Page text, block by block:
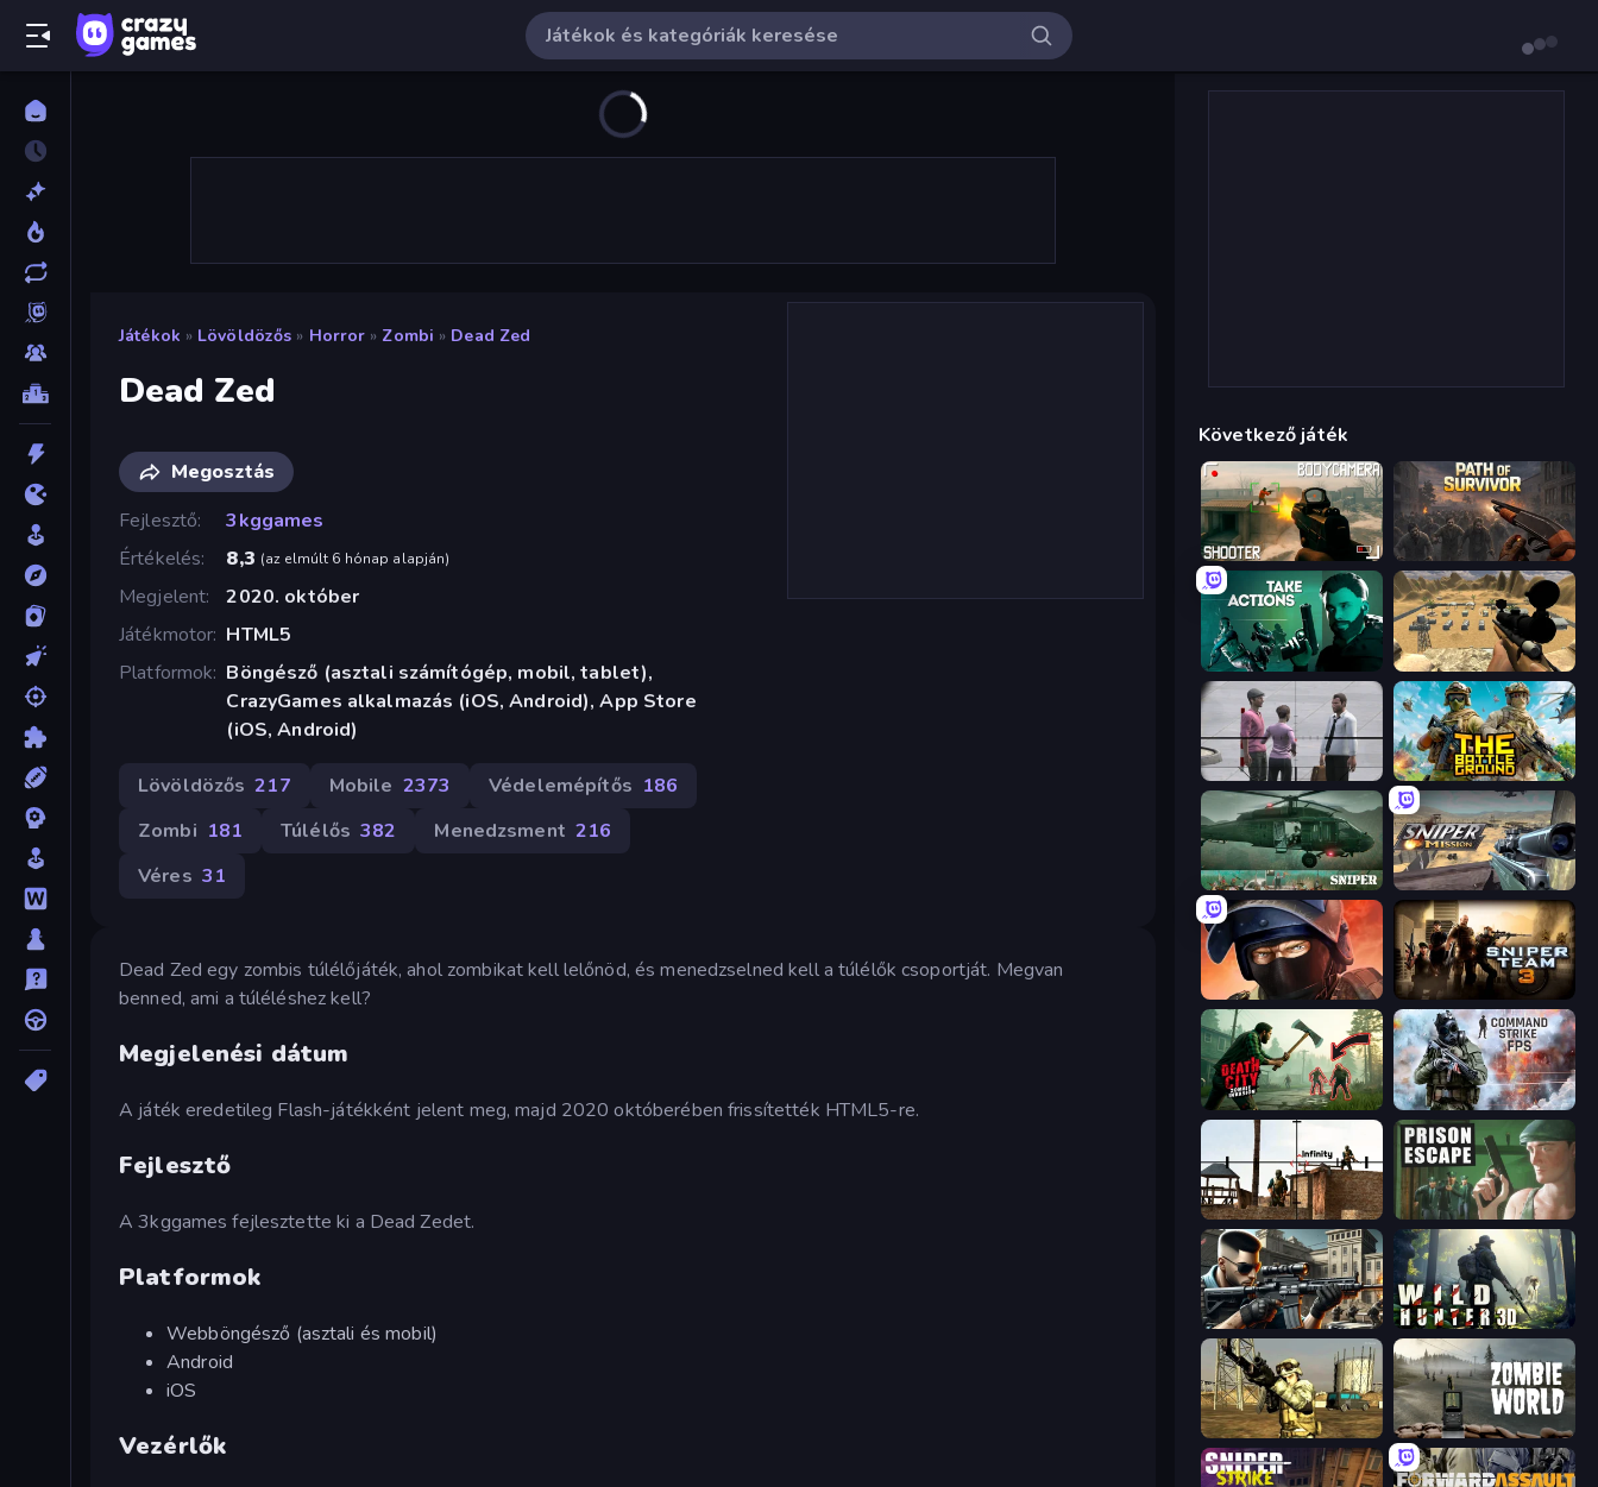
Játékok » Lövöldözős » Horror » Zombi » Dead Zed
Dead Zed
Megosztás
Fejlesztő
3kggames
Értékelés
8,3 (az elmúlt 6 hónap alapján)
Megjelent
2020. október
Játékmotor HTML5
Platformok Böngésző (asztali számítógép, mobil, tablet),
CrazyGames alkalmazás (iOS, Android), App Store
(iOS, Android)
Lövöldözős 217 Mobile 2373 Védelemépítős 186
Zombi 181 Túlélős 382 Menedzsment 216
Véres 31
Dead Zed egy zombis túlélőjáték, ahol zombikat kell lelőnöd, és menedzselned kell a túlélők csoportját. Megvan
benned, ami a túléléshez kell?
Megjelenési dátum
A játék eredetileg Flash-játékként jelent meg, majd 2020 októberében frissítették HTML5-re.
Fejlesztő
A 3kggames fejlesztette ki a Dead Zedet.
Platformok
Webböngésző (asztali és mobil)
Android
iOS
Vezérlők
Következő játék
BodyCamera Shooter Path of Survivor
Take Actions Ghost Sniper
The Battleground
SNIPER Sniper Mission
Bullet Force Sniper Team 3
Death City Zombie Invasion Command Strike FPS
Lethal Sniper 3D: Army Soldier Prison Escape
Sure Shot Wild Hunter 3D
Mountain Operation Zombie World